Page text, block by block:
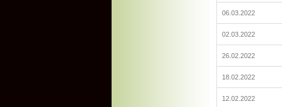
06.03.2022
02.03.2022
26.02.2022
18.02.2022
12.02.2022